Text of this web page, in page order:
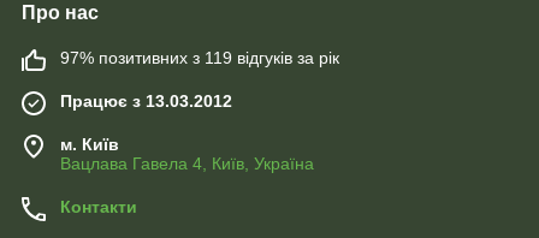
Про нас
97% позитивних з 119 відгуків за рік
Працює з 13.03.2012
м. Київ
Вацлава Гавела 4, Київ, Україна
Контакти